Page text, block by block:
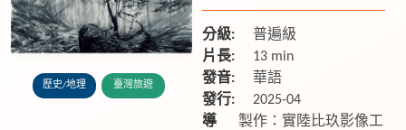
歷史/地理 臺灣旅遊
分級:
普遍級
片長:
13 min
發音:
華語
發行:
2025-04
導
製作：實陸比玖影像工